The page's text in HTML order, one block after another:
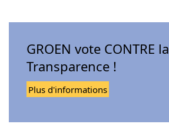
GROEN vote CONTRE la
Transparence !
Plus d'informations